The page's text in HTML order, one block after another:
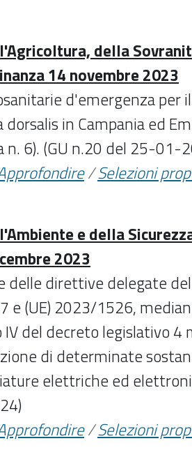
della
14 novembre 2023
d'emergenza per
dorsalis in Campania ed
n. 6). (GU n.20 del 25-01-
/Selezioni
e della
2023
delle direttive delegate
e (UE) 2023/1526,
del decreto legislativo 4
di determinate
elettriche ed
/Selezioni